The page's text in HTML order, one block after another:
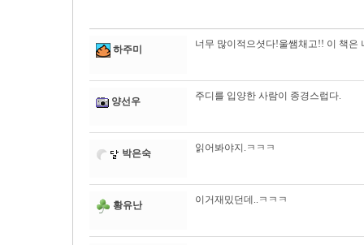
하주미 너무 많이적으셧다!울쌤채고!! 이 책은
양선우 주디를 입양한 사람이 종경스럽다.
박은숙 읽어봐야지.ㅋㅋㅋ
황유난 이거재밌던데..ㅋㅋㅋ